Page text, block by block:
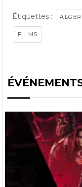
Étiquettes : ALGER
FILMS